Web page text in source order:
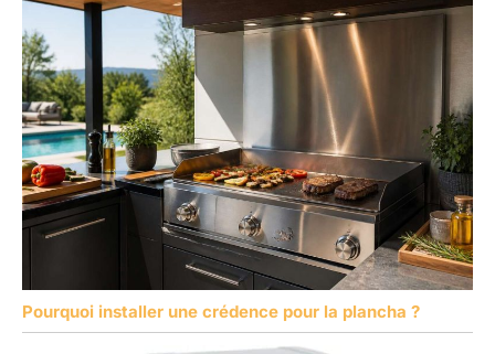
Pourquoi installer une crédence pour la plancha ?